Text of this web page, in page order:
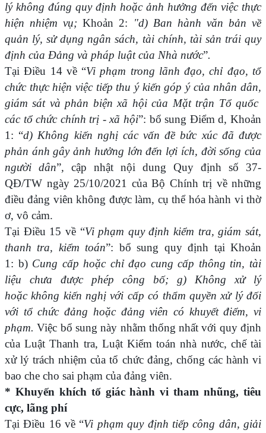
lý không đúng quy định hoặc ảnh hưởng đến việc thực
hiện nhiệm vụ;Khoản 2: "d) Ban hành văn bản về
quản lý, sử dụng ngân sách, tài chính, tài sản trái quy
định của Đảng và pháp luật của Nhà nước”.
Tại Điều 14 về “Vi phạm trong lãnh đạo, chỉ đạo, tổ
chức thực hiện việc tiếp thu ý kiến góp ý của nhân dân,
giám sát và phản biện xã hội của Mặt trận Tổ quốc
các tổ chức chính trị - xã hội”: bổ sung Điểm d, Khoản
1: “d) Không kiến nghị các vấn đề bức xúc đã được
phản ánh gây ảnh hưởng lớn đến lợi ích, đời sống của
người dân”, cập nhật nội dung Quy định số 37-
QĐ/TW ngày 25/10/2021 của Bộ Chính trị về những
điều đảng viên không được làm, cụ thể hóa hành vi thờ
ơ, vô cảm.
Tại Điều 15 về “Vi phạm quy định kiểm tra, giám sát,
thanh tra, kiểm toán”: bổ sung quy định tại Khoản
1: b) Cung cấp hoặc chỉ đạo cung cấp thông tin, tài
liệu chưa được phép công bố; g) Không xử lý
hoặc không kiến nghị với cấp có thẩm quyền xử lý đối
với tổ chức đảng hoặc đảng viên có khuyết điểm, vi
phạm.Việc bổ sung này nhằm thống nhất với quy định
của Luật Thanh tra, Luật Kiểm toán nhà nước, chế tài
xử lý trách nhiệm của tổ chức đảng, chống các hành vi
bao che cho sai phạm của đảng viên.
* Khuyến khích tố giác hành vi tham nhũng, tiêu
cực, lãng phí
Tại Điều 16 về “Vi phạm quy định tiếp công dân, giải